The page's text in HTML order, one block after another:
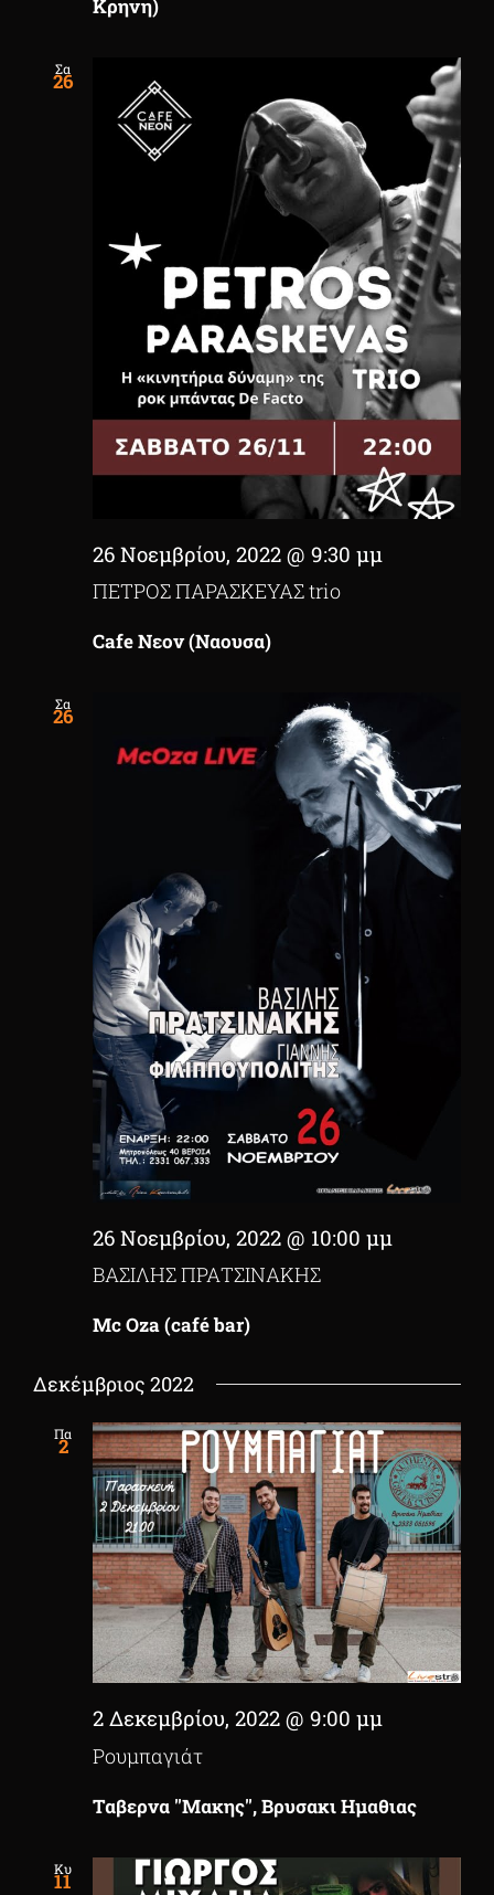
Κρηνη)
Σα
26
26 Νοεμβρίου, 2022 @ 9:30 μμ
ΠΕΤΡΟΣ ΠΑΡΑΣΚΕΥΑΣ trio
Cafe Νεον (Ναουσα)
Σα
26
26 Νοεμβρίου, 2022 @ 10:00 μμ
ΒΑΣΙΛΗΣ ΠΡΑΤΣΙΝΑΚΗΣ
Mc Oza (café bar)
Δεκέμβριος 2022
Πα
2
2 Δεκεμβρίου, 2022 @ 9:00 μμ
Ρουμπαγιάτ
Ταβερνα ''Μακης'', Βρυσακι Ημαθιας
Κυ
11